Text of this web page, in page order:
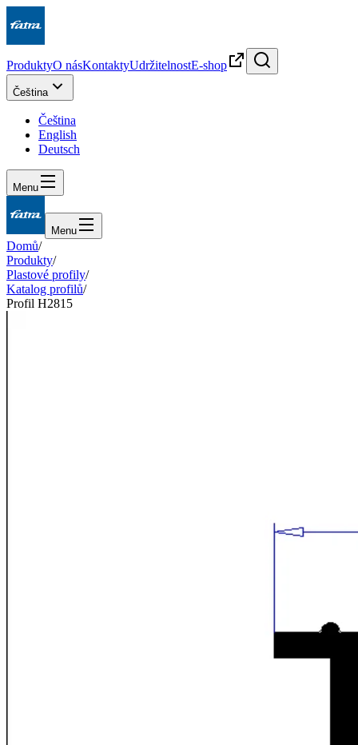
ProduktyO násKontaktyUdržitelnostE-shop
Čeština
Čeština
English
Deutsch
Menu
Menu
Domů/
Produkty/
Plastové profily/
Katalog profilů/
Profil H2815